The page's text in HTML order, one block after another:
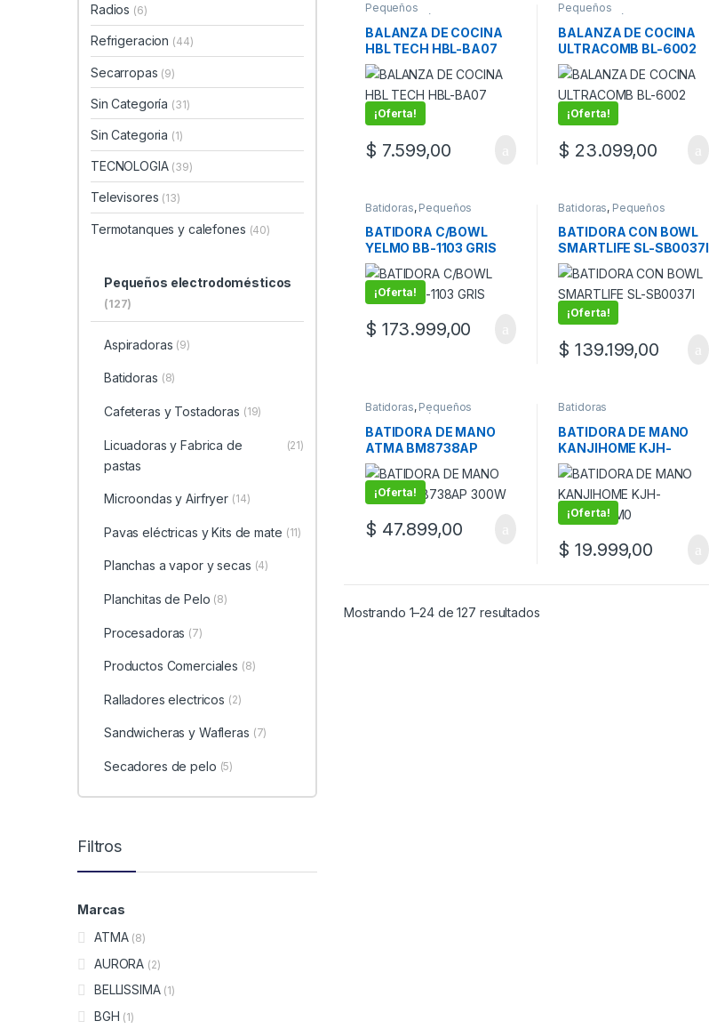
Pequeños
electrodomésticos
BALANZA DE COCINA
HBL TECH HBL-BA07
10KG
¡Oferta!
$ 7.599,00
Pequeños
electrodomésticos
BALANZA DE COCINA
ULTRACOMB BL-6002
DIGI
¡Oferta!
$ 23.099,00
Batidoras, Pequeños
electrodomésticos
BATIDORA C/BOWL
YELMO BB-1103 GRIS
¡Oferta!
$ 173.999,00
Batidoras, Pequeños
electrodomésticos
BATIDORA CON BOWL
SMARTLIFE SL-SB0037I
BLANCA
¡Oferta!
$ 139.199,00
Batidoras, Pequeños
electrodomésticos
BATIDORA DE MANO
ATMA BM8738AP
300W
¡Oferta!
$ 47.899,00
Batidoras
BATIDORA DE MANO
KANJIHOME KJH-
BLO300HM0
¡Oferta!
$ 19.999,00
Mostrando 1–24 de 127 resultados
Radios (6)
Refrigeracion (44)
Secarropas (9)
Sin Categoría (31)
Sin Categoria (1)
TECNOLOGIA (39)
Televisores (13)
Termotanques y calefones (40)
Pequeños electrodomésticos
(127)
Aspiradoras (9)
Batidoras (8)
Cafeteras y Tostadoras (19)
Licuadoras y Fabrica de
pastas
(21)
Microondas y Airfryer (14)
Pavas eléctricas y Kits de mate (11)
Planchas a vapor y secas (4)
Planchitas de Pelo (8)
Procesadoras (7)
Productos Comerciales (8)
Ralladores electricos (2)
Sandwicheras y Wafleras (7)
Secadores de pelo (5)
Filtros
Marcas
ATMA (8)
AURORA (2)
BELLISSIMA (1)
BGH (1)